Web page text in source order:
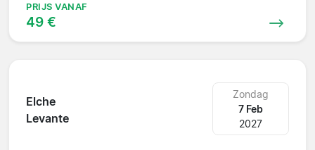
PRIJS VANAF
49 €
Elche
Levante
Zondag
7 Feb
2027